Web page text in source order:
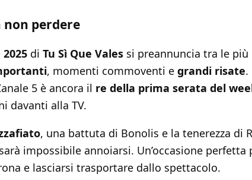
perdere
di Tu Sì Que Vales si preannuncia tra le più
, momenti commoventi e grandi risate.
5 è ancora il re della prima serata del
davanti alla TV.
, una battuta di Bonolis e la tenerezza di
impossibile annoiarsi. Un’occasione perfetta
e lasciarsi trasportare dallo spettacolo.